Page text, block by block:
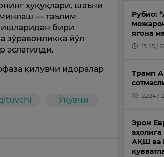
ҳуқуқлари, шаъни
— таълим
бири
зўравонликка йўл
эслатилди.
қилувчи идоралар
Ўқувчи
Рубио:
ягона
15:45 /
Трамп
22:24 /
Эрон
АҚШ ва